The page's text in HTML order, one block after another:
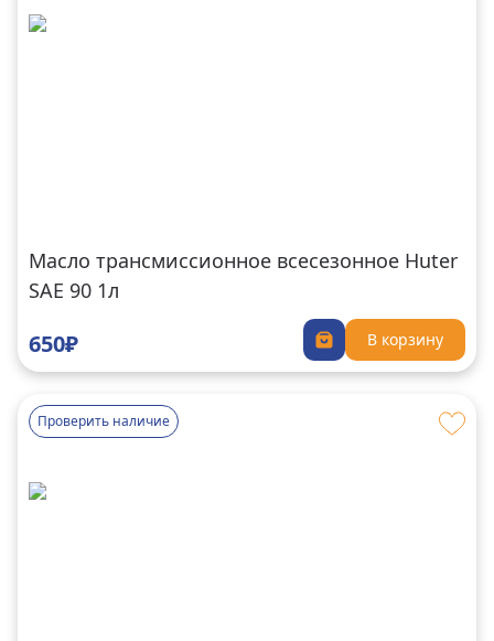
Масло трансмиссионное всесезонное Huter
SAE 90 1л
650₽ В корзину
Проверить наличие